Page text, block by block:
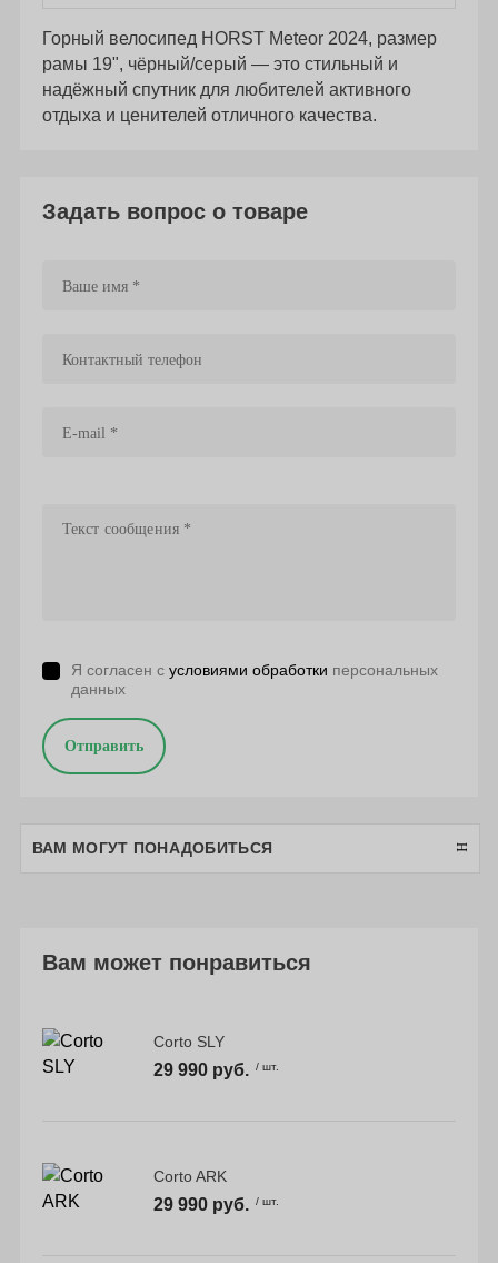
Горный велосипед HORST Meteor 2024, размер
рамы 19", чёрный/серый — это стильный и
надёжный спутник для любителей активного
отдыха и ценителей отличного качества.
Задать вопрос о товаре
Я согласен с условиями обработки персональных
данных
Отправить
ВАМ МОГУТ ПОНАДОБИТЬСЯ
Вам может понравиться
Corto SLY
29 990 руб. / шт.
Corto ARK
29 990 руб. / шт.